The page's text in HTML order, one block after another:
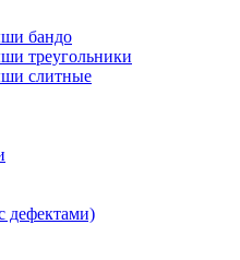
бандо
треугольники
слитные
дефектами)